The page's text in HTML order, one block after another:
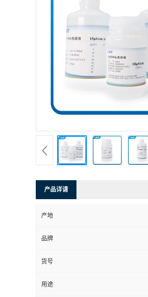
产品详请
产地
品牌
货号
用途